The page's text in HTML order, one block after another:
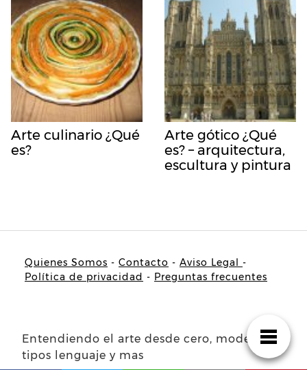
Arte culinario ¿Qué
es?
Arte gótico ¿Qué
es? – arquitectura,
escultura y pintura
Quienes Somos - Contacto - Aviso Legal -
Política de privacidad - Preguntas frecuentes
Entendiendo el arte desde cero, modelos
tipos lenguaje y mas